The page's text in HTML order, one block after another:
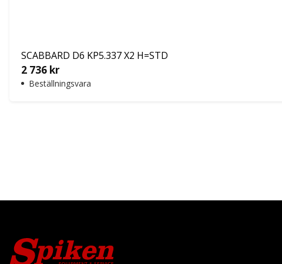
SCABBARD D6 KP5.337 X2 H=STD
2 736 kr
Beställningsvara